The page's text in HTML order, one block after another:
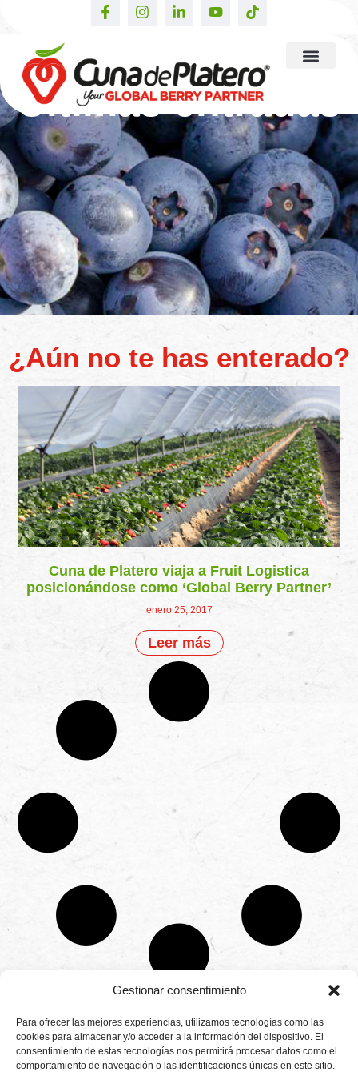
Gestionar consentimiento
Para ofrecer las mejores experiencias, utilizamos tecnologías como las
cookies para almacenar y/o acceder a la información del dispositivo. El
consentimiento de estas tecnologías nos permitirá procesar datos como el
comportamiento de navegación o las identificaciones únicas en este sitio.
Últimas entradas
¿Aún no te has enterado?
Cuna de Platero viaja a Fruit Logistica
posicionándose como ‘Global Berry Partner’
enero 25, 2017
Leer más
Productores
de
fresas,
CONTÁCTANOS
Camino de
Montemayor s/n
21800 Moguer.
Huelva ESPAÑA.
Aviso legal
Política de
privacidad